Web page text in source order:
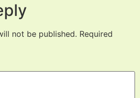
not be published. Required